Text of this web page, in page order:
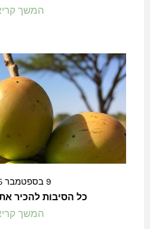
המשך
9 בספטמבר 2025
כל הסיבות להכיר
המשך